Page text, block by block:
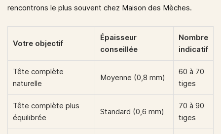
rencontrons le plus souvent chez Maison des Mèches.
Votre objectif
Épaisseur
conseillée
Nombre
indicatif
Tête complète
naturelle
Moyenne (0,8 mm)
60 à 70
tiges
Tête complète plus
équilibrée
Standard (0,6 mm)
70 à 90
tiges